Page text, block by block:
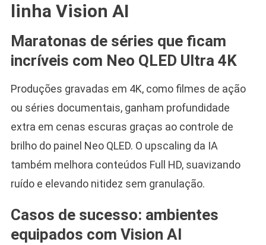
linha Vision AI
Maratonas de séries que ficam
incríveis com Neo QLED Ultra 4K
Produções gravadas em 4K, como filmes de ação
ou séries documentais, ganham profundidade
extra em cenas escuras graças ao controle de
brilho do painel Neo QLED. O upscaling da IA
também melhora conteúdos Full HD, suavizando
ruído e elevando nitidez sem granulação.
Casos de sucesso: ambientes
equipados com Vision AI